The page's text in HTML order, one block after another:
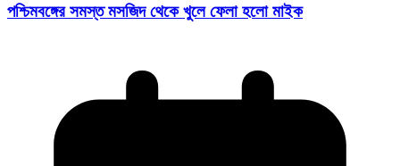
পশ্চিমবঙ্গের সমস্ত মসজিদ থেকে খুলে ফেলা হলো মাইক